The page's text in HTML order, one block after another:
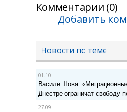
Комментарии (0)
Добавить
Новости по теме
01.10
Василе Шова:
Днестре ограничат свободу
27.09